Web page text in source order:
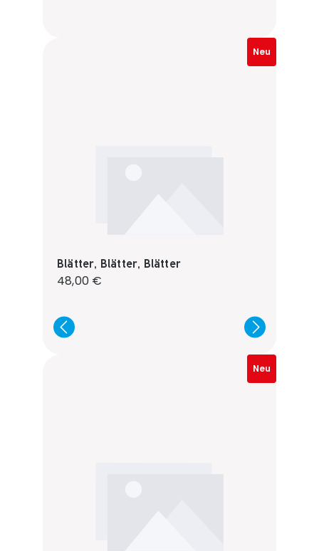
Neu
Blätter, Blätter, Blätter
Regulärer Preis:
48,00 €
Neu